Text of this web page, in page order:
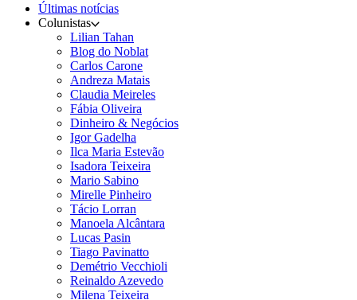
Últimas notícias
Colunistas
Lilian Tahan
Blog do Noblat
Carlos Carone
Andreza Matais
Claudia Meireles
Fábia Oliveira
Dinheiro & Negócios
Igor Gadelha
Ilca Maria Estevão
Isadora Teixeira
Mario Sabino
Mirelle Pinheiro
Tácio Lorran
Manoela Alcântara
Lucas Pasin
Tiago Pavinatto
Demétrio Vecchioli
Reinaldo Azevedo
Milena Teixeira